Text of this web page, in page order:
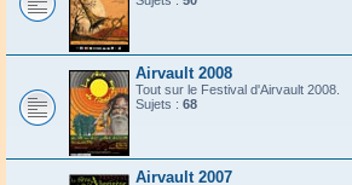
Airvault 2008
Tout sur le Festival d'Airvault 2008.
Sujets : 68
Airvault 2007